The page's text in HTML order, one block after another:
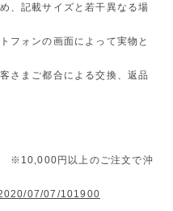
、記載サイズと若干異なる場
フォンの画面によって実物と
さまご都合による交換、返品
※10,000円以上のご注文で沖
07/07/101900